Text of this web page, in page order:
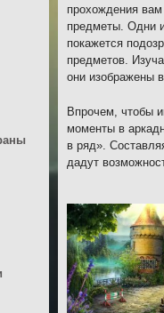
прохождения вам
предметы. Одни
покажется
предметов.
они изображены
Впрочем, чтобы
моменты в
в ряд».
дадут